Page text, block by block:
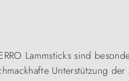
Lammsticks sind
Unterstützung